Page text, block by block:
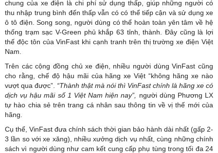
chung của xe điện là chi phí sử dụng thấp, giúp những người có
thu nhập trung bình đến thấp vẫn có có thể tiếp cận và sử dụng xe
ô tô điện. Song song, người dùng có thể hoàn toàn yên tâm về hệ
thống trạm sạc V-Green phủ khắp 63 tỉnh, thành. Đây cũng là lợi
thế độc tôn của VinFast khi cạnh tranh trên thị trường xe điện Việt
Nam.
Trên các cộng đồng chủ xe điện, nhiều người dùng VinFast cũng
cho rằng, chế độ hậu mãi của hãng xe Việt “không hãng xe nào
vượt qua được”. “Thành thật mà nói thì VinFast chính là hãng xe có
dịch vụ hậu mãi số 1 Việt Nam hiện nay”,
người dùng Phương LX
tự hào chia sẻ trên trang cá nhân sau thông tin về vị thế mới của
hãng.
Cụ thể, VinFast đưa chính sách thời gian bảo hành dài nhất (gấp 2-
3 lần so với xe xăng), nhiều xưởng dịch vụ nhất, cùng những chính
sách vì người dùng như cam kết cung cấp phụ tùng trong tối đa 24